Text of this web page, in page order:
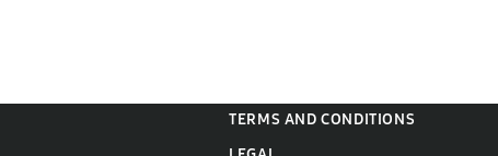
TERMS AND CONDITIONS